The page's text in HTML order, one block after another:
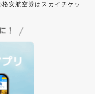
安航空券はスカイチケッ